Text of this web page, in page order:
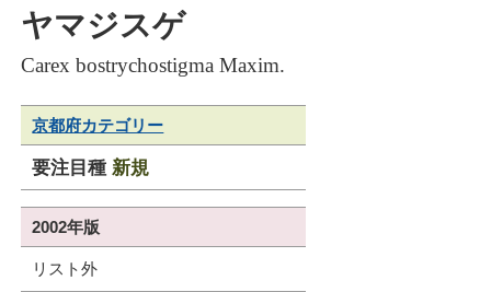
ヤマジスゲ
Carex bostrychostigma Maxim.
京都府カテゴリー
要注目種新規
2002年版
リスト外